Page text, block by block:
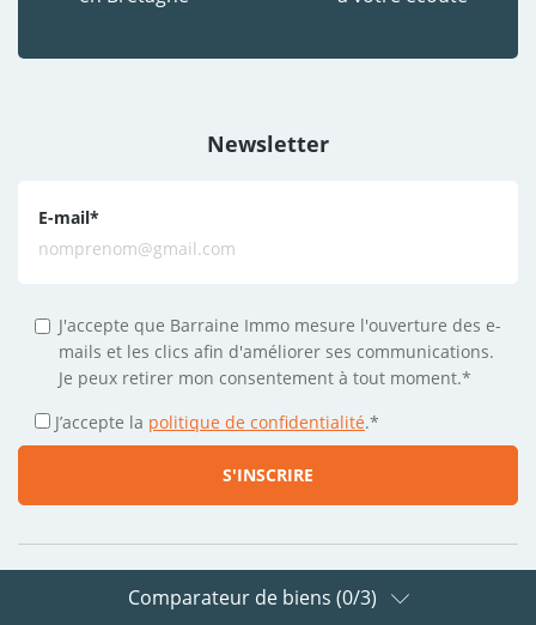
Newsletter
E-mail*
J'accepte que Barraine Immo mesure l'ouverture des e-
mails et les clics afin d'améliorer ses communications.
Je peux retirer mon consentement à tout moment.*
J’accepte la politique de confidentialité.*
Suivez-nous sur les réseaux
Comparateur de biens (0/3)